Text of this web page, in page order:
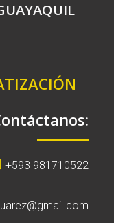
+593 981710522